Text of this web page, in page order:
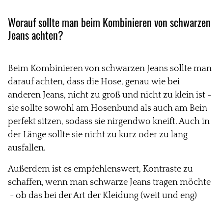
Worauf sollte man beim Kombinieren von schwarzen
Jeansachten?
Beim Kombinieren von schwarzen Jeans sollte man
darauf achten, dass die Hose, genau wie bei
anderen Jeans, nicht zu groß und nicht zu klein ist -
sie sollte sowohl am Hosenbund als auch am Bein
perfekt sitzen, sodass sie nirgendwo kneift. Auch in
der Länge sollte sie nicht zu kurz oder zu lang
ausfallen.
Außerdem ist es empfehlenswert, Kontraste zu
schaffen, wenn man schwarze Jeans tragen möchte
- ob das bei der Art der Kleidung (weit und eng)